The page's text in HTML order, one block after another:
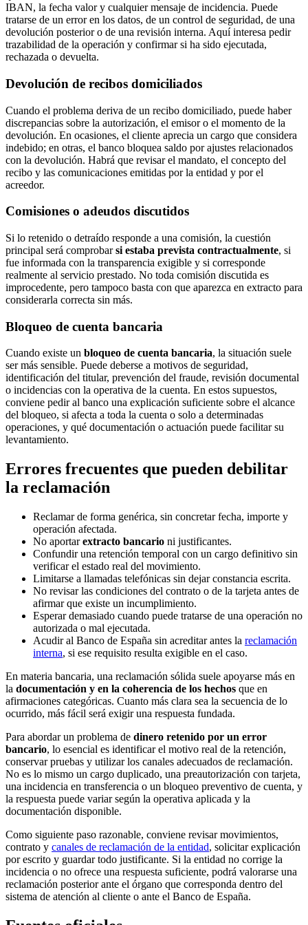
IBAN, la fecha valor y cualquier mensaje de incidencia. Puede
tratarse de un error en los datos, de un control de seguridad, de una
devolución posterior o de una revisión interna. Aquí interesa pedir
trazabilidad de la operación y confirmar si ha sido ejecutada,
rechazada o devuelta.
Devolución de recibos domiciliados
Cuando el problema deriva de un recibo domiciliado, puede haber
discrepancias sobre la autorización, el emisor o el momento de la
devolución. En ocasiones, el cliente aprecia un cargo que considera
indebido; en otras, el banco bloquea saldo por ajustes relacionados
con la devolución. Habrá que revisar el mandato, el concepto del
recibo y las comunicaciones emitidas por la entidad y por el
acreedor.
Comisiones o adeudos discutidos
Si lo retenido o detraído responde a una comisión, la cuestión
principal será comprobarsi estaba prevista contractualmente, si
fue informada con la transparencia exigible y si corresponde
realmente al servicio prestado. No toda comisión discutida es
improcedente, pero tampoco basta con que aparezca en extracto para
considerarla correcta sin más.
Bloqueo de cuenta bancaria
Cuando existe un bloqueo de cuenta bancaria, la situación suele
ser más sensible. Puede deberse a motivos de seguridad,
identificación del titular, prevención del fraude, revisión documental
o incidencias con la operativa de la cuenta. En estos supuestos,
conviene pedir al banco una explicación suficiente sobre el alcance
del bloqueo, si afecta a toda la cuenta o solo a determinadas
operaciones, y qué documentación o actuación puede facilitar su
levantamiento.
Errores frecuentes que pueden debilitar
la reclamación
Reclamar de forma genérica, sin concretar fecha, importe y
operación afectada.
No aportarextracto bancario ni justificantes.
Confundir una retención temporal con un cargo definitivo sin
verificar el estado real del movimiento.
Limitarse a llamadas telefónicas sin dejar constancia escrita.
No revisar las condiciones del contrato o de la tarjeta antes de
afirmar que existe un incumplimiento.
Esperar demasiado cuando puede tratarse de una operación no
autorizada o mal ejecutada.
Acudir al Banco de España sin acreditar antes la reclamación
interna, si ese requisito resulta exigible en el caso.
En materia bancaria, una reclamación sólida suele apoyarse más en
la documentación y en la coherencia de los hechos que en
afirmaciones categóricas. Cuanto más clara sea la secuencia de lo
ocurrido, más fácil será exigir una respuesta fundada.
Para abordar un problema de dinero retenido por un error
bancario, lo esencial es identificar el motivo real de la retención,
conservar pruebas y utilizar los canales adecuados de reclamación.
No es lo mismo un cargo duplicado, una preautorización con tarjeta,
una incidencia en transferencia o un bloqueo preventivo de cuenta, y
la respuesta puede variar según la operativa aplicada y la
documentación disponible.
Como siguiente paso razonable, conviene revisar movimientos,
contrato y canales de reclamación de la entidad, solicitar explicación
por escrito y guardar todo justificante. Si la entidad no corrige la
incidencia o no ofrece una respuesta suficiente, podrá valorarse una
reclamación posterior ante el órgano que corresponda dentro del
sistema de atención al cliente o ante el Banco de España.